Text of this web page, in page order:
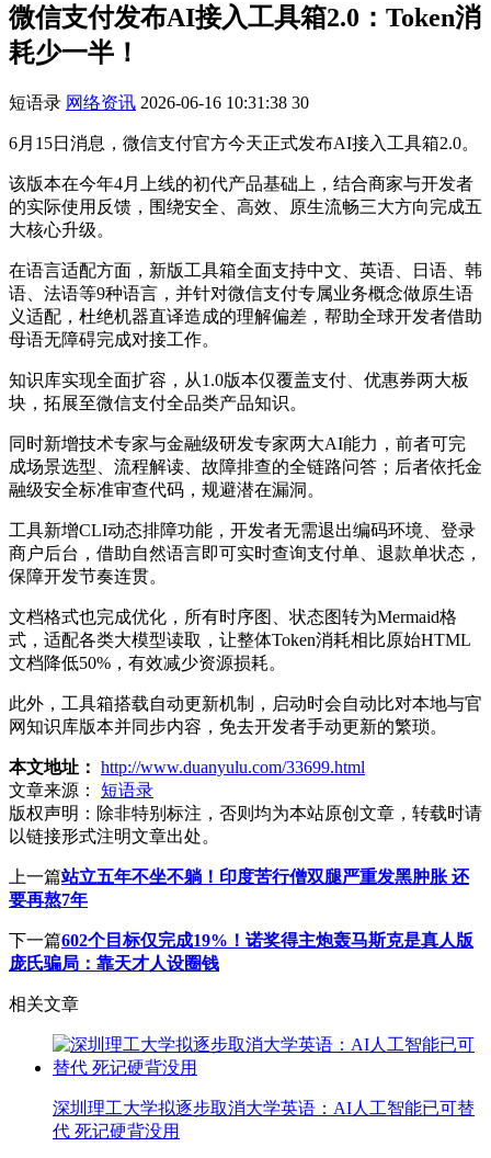
微信支付发布AI接入工具箱2.0：Token消
耗少一半！
短语录 网络资讯 2026-06-16 10:31:38 30
6月15日消息，微信支付官方今天正式发布AI接入工具箱2.0。
该版本在今年4月上线的初代产品基础上，结合商家与开发者
的实际使用反馈，围绕安全、高效、原生流畅三大方向完成五
大核心升级。
在语言适配方面，新版工具箱全面支持中文、英语、日语、韩
语、法语等9种语言，并针对微信支付专属业务概念做原生语
义适配，杜绝机器直译造成的理解偏差，帮助全球开发者借助
母语无障碍完成对接工作。
知识库实现全面扩容，从1.0版本仅覆盖支付、优惠券两大板
块，拓展至微信支付全品类产品知识。
同时新增技术专家与金融级研发专家两大AI能力，前者可完
成场景选型、流程解读、故障排查的全链路问答；后者依托金
融级安全标准审查代码，规避潜在漏洞。
工具新增CLI动态排障功能，开发者无需退出编码环境、登录
商户后台，借助自然语言即可实时查询支付单、退款单状态，
保障开发节奏连贯。
文档格式也完成优化，所有时序图、状态图转为Mermaid格
式，适配各类大模型读取，让整体Token消耗相比原始HTML
文档降低50%，有效减少资源损耗。
此外，工具箱搭载自动更新机制，启动时会自动比对本地与官
网知识库版本并同步内容，免去开发者手动更新的繁琐。
本文地址： http://www.duanyulu.com/33699.html
文章来源：
短语录
版权声明： 除非特别标注，否则均为本站原创文章，转载时请
以链接形式注明文章出处。
上一篇站立五年不坐不躺！印度苦行僧双腿严重发黑肿胀 还
要再熬7年
下一篇602个目标仅完成19%！诺奖得主炮轰马斯克是真人版
庞氏骗局：靠天才人设圈钱
相关文章
深圳理工大学拟逐步取消大学英语：AI人工智能已可替
代 死记硬背没用